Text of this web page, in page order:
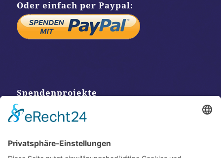
Oder einfach per Paypal:
Spendenprojekte